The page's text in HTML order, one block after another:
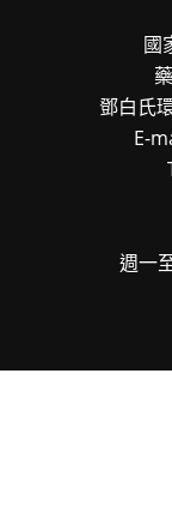
國
鄧白氏
E-
週一